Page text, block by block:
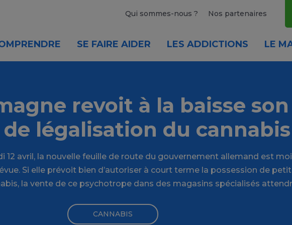
Qui sommes-nous ? Nos partenaires
SE FAIRE AIDER LES ADDICTIONS LE
revoit à la baisse son
légalisation du cannabis
12 avril, la nouvelle feuille de route du gouvernement allemand est
Si elle prévoit bien d’autoriser à court terme la possession de
la vente de ce psychotrope dans des magasins spécialisés
CANNABIS